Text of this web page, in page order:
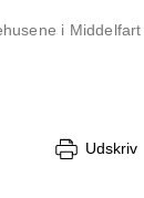
i Middelfart
Udskriv